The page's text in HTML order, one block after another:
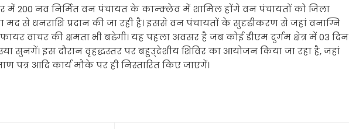
में 200 नव निर्मित वन पंचायत के कान्क्लेव में शामिल होंगे वन पंचायतों को जिला
मद से धनराशि प्रदान की जा रही है। इससे वन पंचायतों के सुदृढीकरण से जहां वनाग्नि
वाचर की क्षमता भी बढेगी। यह पहला अवसर है जब कोई डीएम दुर्गम क्षेत्र में 03 दिन
सुनगें। इस दौरान वृहद्धस्तर पर बहुउ्देशीय शिविर का आयोजन किया जा रहा है, जहां
पत्र आदि कार्य मौके पर ही निस्तारित किए जाएगें।